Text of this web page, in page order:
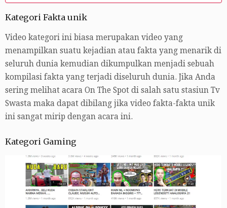
Kategori Fakta unik
Video kategori ini biasa merupakan video yang
menampilkan suatu kejadian atau fakta yang menarik di
seluruh dunia kemudian dikumpulkan menjadi sebuah
kompilasi fakta yang terjadi diseluruh dunia. Jika Anda
sering melihat acara On The Spot di salah satu stasiun Tv
Swasta maka dapat dibilang jika video fakta-fakta unik
ini sangat mirip dengan acara ini.
Kategori Gaming